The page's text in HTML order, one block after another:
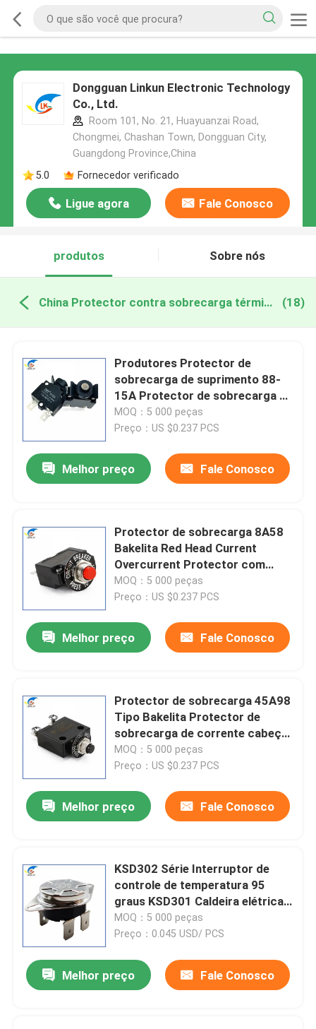
Dongguan Linkun Electronic Technology
Co., Ltd.
Room 101, No. 21, Huayuanzai Road,
Chongmei, Chashan Town, Dongguan City,
Guangdong Province,China
5.0
Fornecedor verificado
Ligue agora Fale Conosco
produtos Sobre nós
China Protector contra sobrecarga térmica (18)
Produtores Protector de
sobrecarga de suprimento 88-
15A Protector de sobrecarga de
cabeça vermelha Reset manual
DC interruptor de circuito
MOQ：5 000 peças
Preço：US $0.237 PCS
Melhor preço Fale Conosco
Protector de sobrecarga 8A58
Bakelita Red Head Current
Overcurrent Protector com
junta de nozes
MOQ：5 000 peças
Preço：US $0.237 PCS
Melhor preço Fale Conosco
Protector de sobrecarga 45A98
Tipo Bakelita Protector de
sobrecarga de corrente cabeça
preta com junta de nozes
MOQ：5 000 peças
Preço：US $0.237 PCS
Melhor preço Fale Conosco
KSD302 Série Interruptor de
controle de temperatura 95
graus KSD301 Caldeira elétrica
Caldeira de água elétrica
Termostato KSD306
MOQ：5 000 peças
Preço：0.045 USD/ PCS
Melhor preço Fale Conosco